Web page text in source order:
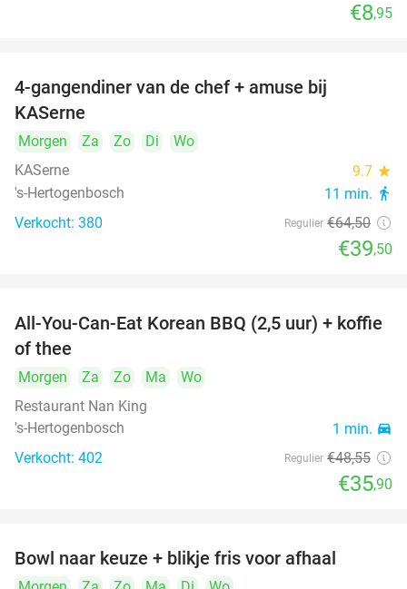
€8,95
4-gangendiner van de chef + amuse bij
KASerne
Morgen Za Zo Di
Wo
KASerne
9.7 star
's-Hertogenbosch 11 min. directions_walk
Verkocht: 380 Regulier €64,50
€39,50
26%
All-You-Can-Eat Korean BBQ (2,5 uur) + koffie
of thee
Morgen Za Zo Ma
Wo
Restaurant Nan King
's-Hertogenbosch
1 min. directions_car
Verkocht: 402 Regulier €48,55
€35,90
Bowl naar keuze + blikje fris voor afhaal